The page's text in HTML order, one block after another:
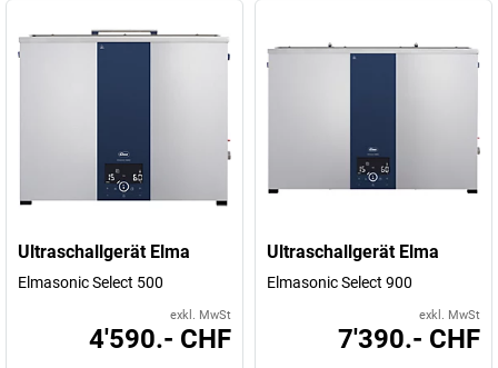
Ultraschallgerät Elma
Elmasonic Select 500
exkl. MwSt
4'590.- CHF
Ultraschallgerät Elma
Elmasonic Select 900
exkl. MwSt
7'390.- CHF